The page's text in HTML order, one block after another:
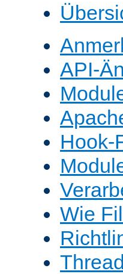
API-
Hook-
Wie